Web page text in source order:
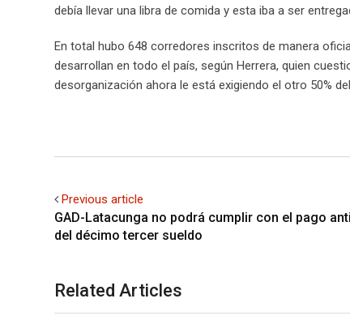
debía llevar una libra de comida y esta iba a ser
En total hubo 648 corredores inscritos de manera
desarrollan en todo el país, según Herrera, quien
desorganización ahora le está exigiendo el otro 50%
Previous article
GAD-Latacunga no podrá cumplir con el pago
del décimo tercer sueldo
Related Articles